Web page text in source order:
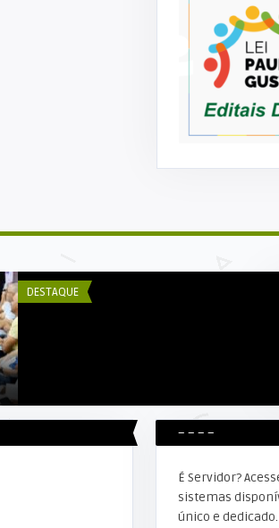
DESTAQUE
Eleição: Conselheiros Tutelares
– – – –
É Servidor?
sistemas
único e dedicado.